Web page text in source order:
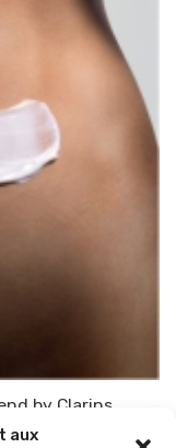
aux
by Clarins